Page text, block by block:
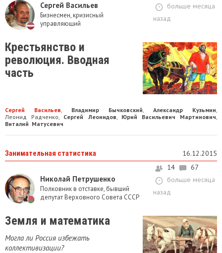
Сергей Васильев
Бизнесмен, кризисный
управляющий
больше месяца
назад
Крестьянство и
революция. Вводная
часть
Сергей Васильев Владимир Бычковский Александр Кузьмин
Леонид Радченко Сергей Леонидов Юрий Васильевич Мартинович
Виталий Матусевич
Занимательная статистика 16.12.2015
Николай Петрушенко
Полковник в отставке, бывший
депутат Верховного Совета СССР
14
67
больше месяца
назад
Земля и математика
Могла ли Россия избежать
коллективизации?